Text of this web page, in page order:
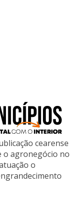
cearense
o agronegócio no
o